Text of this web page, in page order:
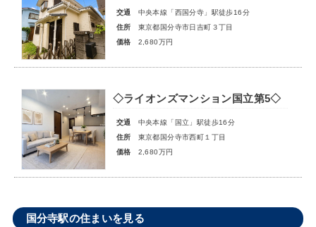
交通
中央本線「西国分寺」駅徒歩16分
住所
東京都国分寺市日吉町３丁目
価格
2,680万円
◇ライオンズマンション国立第5◇
交通
中央本線「国立」駅徒歩16分
住所
東京都国分寺市西町１丁目
価格
2,680万円
国分寺駅の住まいを見る